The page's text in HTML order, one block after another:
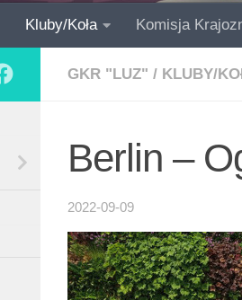
Kluby/Koła Komisja
GKR "LUZ" / KLUBY/
Berlin –
2022-09-09